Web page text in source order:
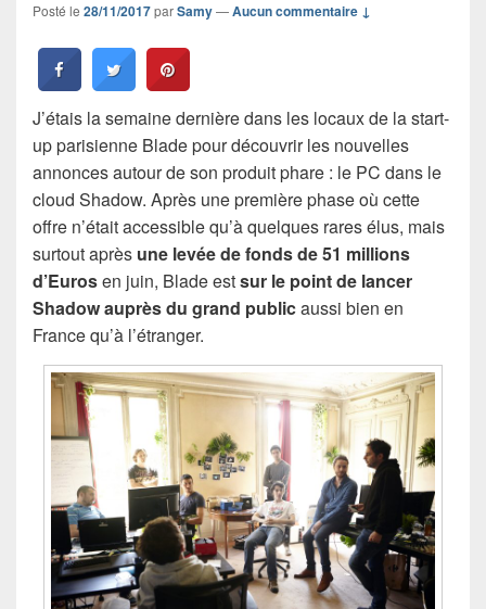
Posté le 28/11/2017parSamy—Aucun commentaire ↓
J’étais la semaine dernière dans les locaux de la start-
up parisienne Blade pour découvrir les nouvelles
annonces autour de son produit phare : le PC dans le
cloud Shadow. Après une première phase où cette
offre n’était accessible qu’à quelques rares élus, mais
surtout après une levée de fonds de 51 millions
d’Eurosen juin, Blade estsur le point de lancer
Shadow auprès du grand publicaussi bien en
France qu’à l’étranger.